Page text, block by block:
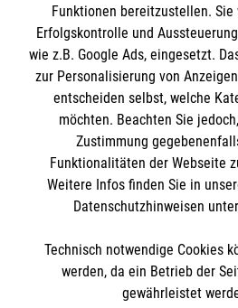
Spenden & Helfen
Angebote & Leistungen
Kursangebote
Mitarbeiten & Aktiv werden
Informationen
Kontakt
Presse und Medien
Impressum
Datenschutz
Barrierefreiheit
Malteser online
Malteserorden
Malteser Jugend
Malteser International
Mediathek
Empfänger: Malteser
Der Malteser Hilfsdienst e.V. ist
Funktionen bereitzustellen. Sie
Erfolgskontrolle und
wie z.B. Google Ads, eingesetzt.
zur Personalisierung von
entscheiden selbst, welche
möchten. Beachten Sie
Zustimmung
Funktionalitäten der Webseite
Weitere Infos finden Sie in
Datenschutzhinweisen
Technisch notwendige Cookies
werden, da ein Betrieb der
gewährleistet